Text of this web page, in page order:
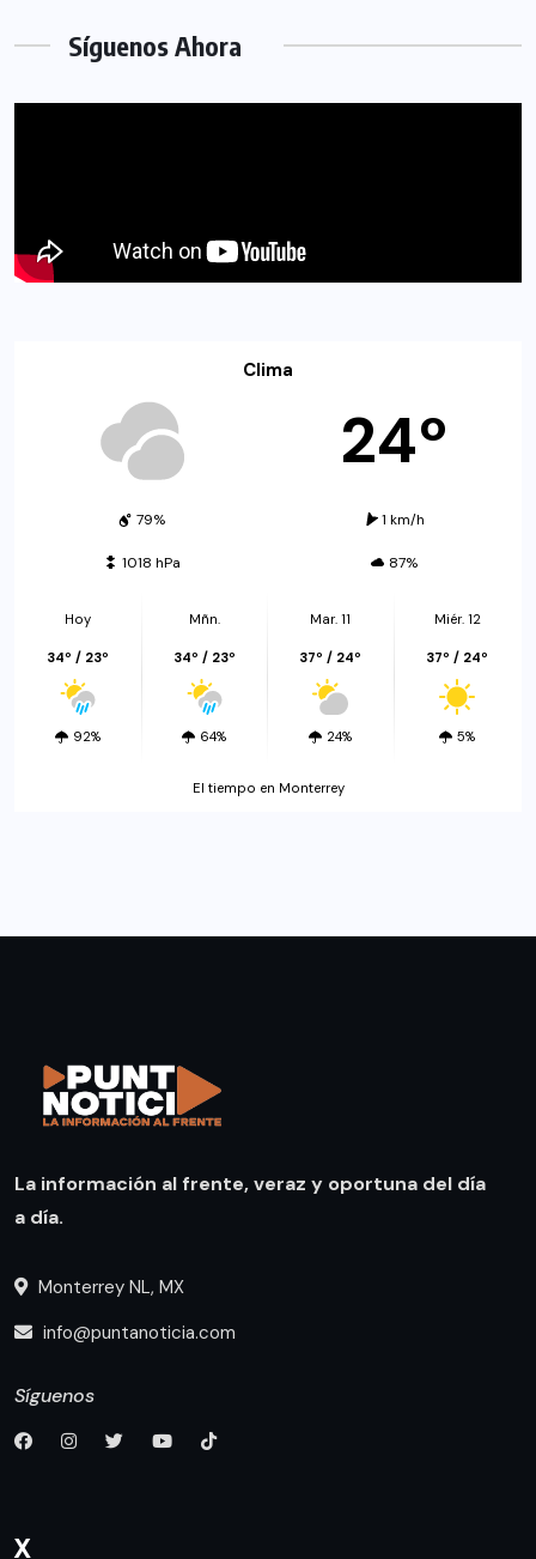
Síguenos Ahora
Clima
24º
79% 1 km/h
1018 hPa 87%
Hoy
34º / 23º
92%
Mñn.
34º / 23º
64%
Mar. 11
37º / 24º
24%
Miér. 12
37º / 24º
5%
El tiempo en Monterrey
La información al frente, veraz y oportuna del día
a día.
Monterrey NL, MX
info@puntanoticia.com
Síguenos
X